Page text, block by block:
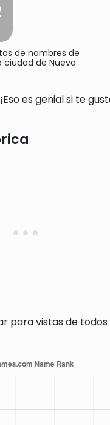
de nombres de
ciudad de Nueva
es genial si te
para vistas de